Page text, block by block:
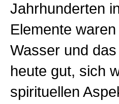
Jahrhunderten
Elemente
Wasser und
heute gut, sich
spirituellen